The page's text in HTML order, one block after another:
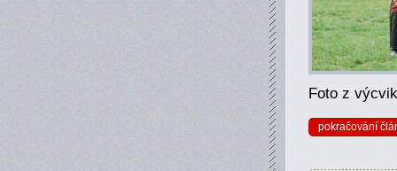
Foto z
pokračování